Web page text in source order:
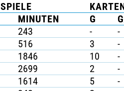
SPIELE
MINUTEN G
243 - -
516 3 -
1846 10 -
2699 2 -
1614 5 -